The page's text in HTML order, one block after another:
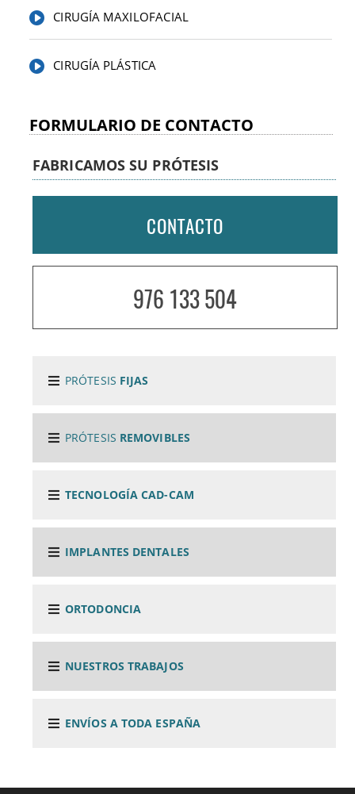
CIRUGÍA MAXILOFACIAL
CIRUGÍA PLÁSTICA
CIRUJANO PLÁSTICOCRANEOFACIAL
IMPLANTES DENTALES
DE LOS IMPLANTES
CONFECCIÓN DIGITAL
CONSULTE ESPECIALIZADA CON ESPECIALISTA EN
CONTENCIÓN
CONTROL DE AJUSTE PASIVO
DENTADURA SOBRE IMPLANTES
DENTISTAS SIN FRONTERAS EN SENEGAL
FORMULARIO DE CONTACTO
FABRICAMOS SU PRÓTESIS
CONTACTO
976 133 504
PRÓTESIS FIJAS
PRÓTESIS REMOVIBLES
TECNOLOGÍA CAD-CAM
IMPLANTES DENTALES
ORTODONCIA
NUESTROS TRABAJOS
ENVÍOS A TODA ESPAÑA